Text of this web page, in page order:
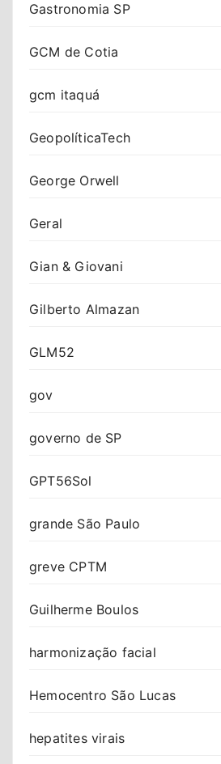
Gastronomia SP
GCM de Cotia
gcm itaquá
GeopolíticaTech
George Orwell
Geral
Gian & Giovani
Gilberto Almazan
GLM52
gov
governo de SP
GPT56Sol
grande São Paulo
greve CPTM
Guilherme Boulos
harmonização facial
Hemocentro São Lucas
hepatites virais